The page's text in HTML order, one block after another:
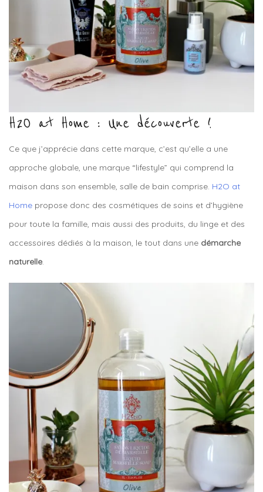
H2O at Home : Une découverte !
Ce que j’apprécie dans cette marque, c’est qu’elle a une
approche globale, une marque “lifestyle” qui comprend la
maison dans son ensemble, salle de bain comprise. H2O at
Home propose donc des cosmétiques de soins et d’hygiène
pour toute la famille, mais aussi des produits, du linge et des
accessoires dédiés à la maison, le tout dans une démarche
naturelle.